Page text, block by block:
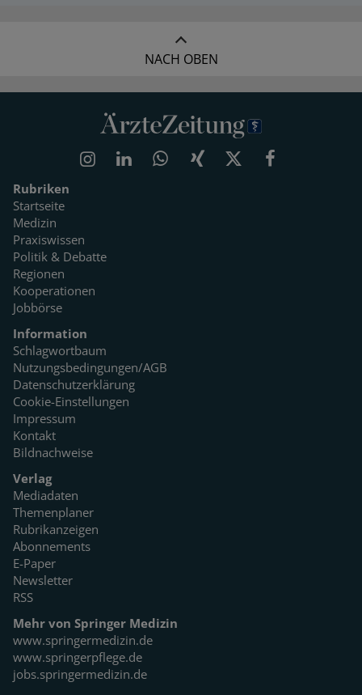
NACH OBEN
Rubriken
Startseite
Medizin
Praxiswissen
Politik & Debatte
Regionen
Kooperationen
Jobbörse
Information
Schlagwortbaum
Nutzungsbedingungen/AGB
Datenschutzerklärung
Cookie-Einstellungen
Impressum
Kontakt
Bildnachweise
Verlag
Mediadaten
Themenplaner
Rubrikanzeigen
Abonnements
E-Paper
Newsletter
RSS
Mehr von Springer Medizin
www.springermedizin.de
www.springerpflege.de
jobs.springermedizin.de